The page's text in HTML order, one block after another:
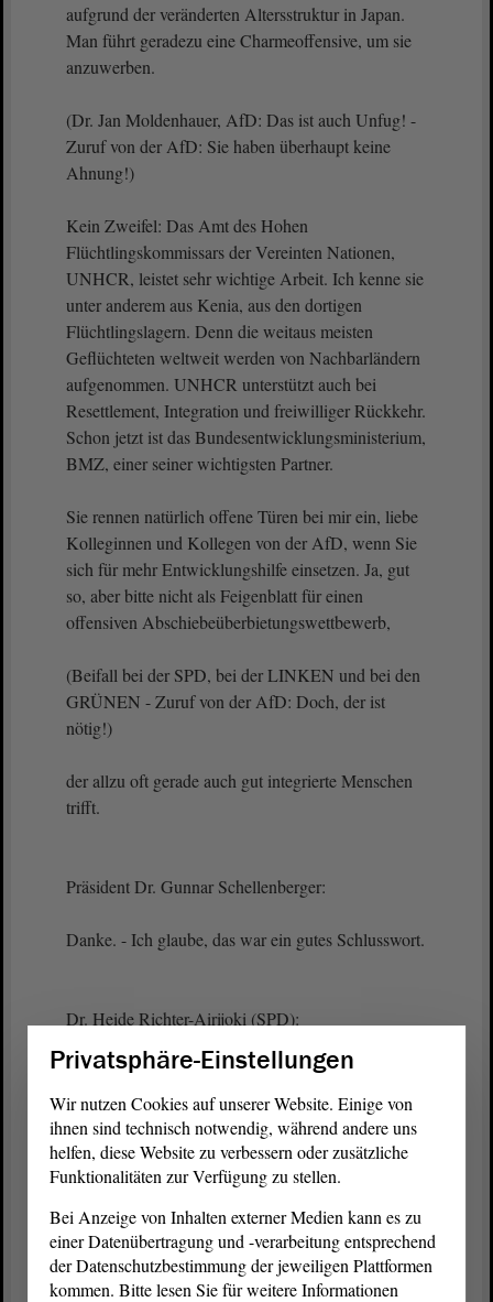
aufgrund der veränderten Altersstruktur in Japan.
Man führt geradezu eine Charmeoffensive, um sie
anzuwerben.
(Dr. Jan Moldenhauer, AfD: Das ist auch Unfug! -
Zuruf von der AfD: Sie haben überhaupt keine
Ahnung!)
Kein Zweifel: Das Amt des Hohen
Flüchtlingskommissars der Vereinten Nationen,
UNHCR, leistet sehr wichtige Arbeit. Ich kenne sie
unter anderem aus Kenia, aus den dortigen
Flüchtlingslagern. Denn die weitaus meisten
Geflüchteten weltweit werden von Nachbarländern
aufgenommen. UNHCR unterstützt auch bei
Resettlement, Integration und freiwilliger Rückkehr.
Schon jetzt ist das Bundesentwicklungsministerium,
BMZ, einer seiner wichtigsten Partner.
Sie rennen natürlich offene Türen bei mir ein, liebe
Kolleginnen und Kollegen von der AfD, wenn Sie
sich für mehr Entwicklungshilfe einsetzen. Ja, gut
so, aber bitte nicht als Feigenblatt für einen
offensiven Abschiebeüberbietungswettbewerb,
(Beifall bei der SPD, bei der LINKEN und bei den
GRÜNEN - Zuruf von der AfD: Doch, der ist
nötig!)
der allzu oft gerade auch gut integrierte Menschen
trifft.
Präsident Dr. Gunnar Schellenberger:
Danke. - Ich glaube, das war ein gutes Schlusswort.
Dr. Heide Richter-Airijoki (SPD):
Der Schutz der Außengrenzen ist Gegenstand
gemeinsamer
(Tobias Rausch, AfD: Redezeitüberschreitung!)
um Ablehnung des Antrages.
(Beifall bei der SPD, bei der LINKEN und bei den
Privatsphäre-Einstellungen
Wir nutzen Cookies auf unserer Website. Einige von
ihnen sind technisch notwendig, während andere uns
helfen, diese Website zu verbessern oder zusätzliche
Funktionalitäten zur Verfügung zu stellen.
Bei Anzeige von Inhalten externer Medien kann es zu
einer Datenübertragung und -verarbeitung entsprechend
der Datenschutzbestimmung der jeweiligen Plattformen
kommen. Bitte lesen Sie für weitere Informationen